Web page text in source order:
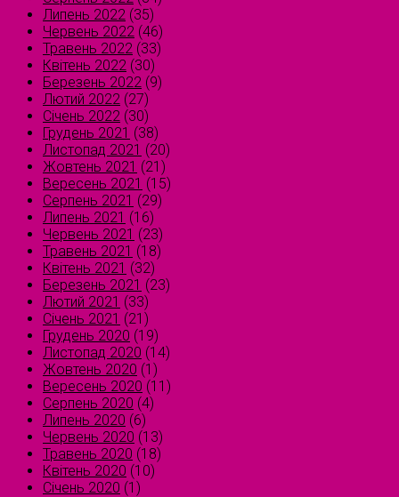
Липень 2022 (35)
Червень 2022 (46)
Травень 2022 (33)
Квітень 2022 (30)
Березень 2022 (9)
Лютий 2022 (27)
Січень 2022 (30)
Грудень 2021 (38)
Листопад 2021 (20)
Жовтень 2021 (21)
Вересень 2021 (15)
Серпень 2021 (29)
Липень 2021 (16)
Червень 2021 (23)
Травень 2021 (18)
Квітень 2021 (32)
Березень 2021 (23)
Лютий 2021 (33)
Січень 2021 (21)
Грудень 2020 (19)
Листопад 2020 (14)
Жовтень 2020 (1)
Вересень 2020 (11)
Серпень 2020 (4)
Липень 2020 (6)
Червень 2020 (13)
Травень 2020 (18)
Квітень 2020 (10)
Січень 2020 (1)